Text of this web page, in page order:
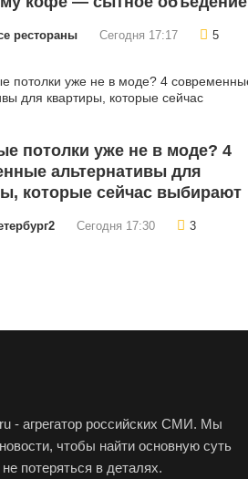
рестораны Сегодня 17:17 5
потолки уже не в моде? 4
альтернативы для
которые сейчас выбирают
Сегодня 17:30 3
- агрегатор российских СМИ. Мы
чтобы найти основную суть
потеряться в деталях.